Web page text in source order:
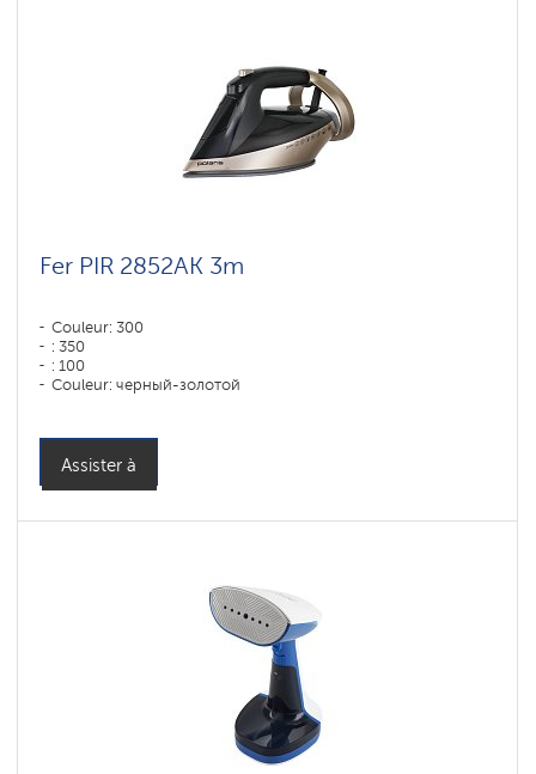
Fer PIR 2852AK 3m
Couleur: 300
: 350
: 100
Couleur: черный-золотой
Assister à